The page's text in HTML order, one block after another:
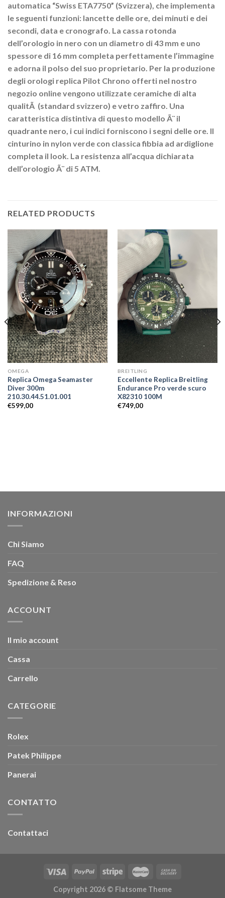
automatica “Swiss ETA7750” (Svizzera), che implementa
le seguenti funzioni: lancette delle ore, dei minuti e dei
secondi, data e cronografo. La cassa rotonda
dell’orologio in nero con un diametro di 43 mm e uno
spessore di 16 mm completa perfettamente l’immagine
e adorna il polso del suo proprietario. Per la produzione
degli orologi replica Pilot Chrono offerti nel nostro
negozio online vengono utilizzate ceramiche di alta
qualitÃ (standard svizzero) e vetro zaffiro. Una
caratteristica distintiva di questo modello Ã¨ il
quadrante nero, i cui indici forniscono i segni delle ore. Il
cinturino in nylon verde con classica fibbia ad ardiglione
completa il look. La resistenza all’acqua dichiarata
dell’orologio Ã¨ di 5 ATM.
RELATED PRODUCTS
OMEGA
Replica Omega Seamaster
Diver 300m
210.30.44.51.01.001
€599,00
BREITLING
Eccellente Replica Breitling
Endurance Pro verde scuro
X82310 100M
€749,00
INFORMAZIONI
Chi Siamo
FAQ
Spedizione & Reso
ACCOUNT
Il mio account
Cassa
Carrello
CATEGORIE
Rolex
Patek Philippe
Panerai
CONTATTO
Contattaci
Copyright 2026 © Flatsome Theme